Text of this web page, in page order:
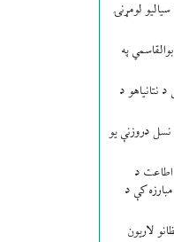
لومړنۍ
په
نتانیاهو د
دروزنې یو
د
کې د
لاریون